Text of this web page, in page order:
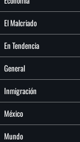
El Malcriado
En Tendencia
General
Inmigración
México
Mundo